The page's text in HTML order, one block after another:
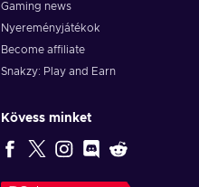
Gaming news
Nyereményjátékok
Become affiliate
Snakzy: Play and Earn
Kövess minket